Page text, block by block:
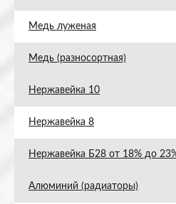
Медь луженая
Медь (разносортная)
Нержавейка 10
Нержавейка 8
Нержавейка Б28 от 18% до
Алюминий (радиаторы)